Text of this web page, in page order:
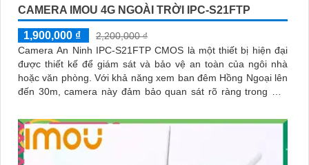
CAMERA IMOU 4G NGOÀI TRỜI IPC-S21FTP
1,900,000 ₫
2,200,000 ₫
Camera An Ninh IPC-S21FTP CMOS là một thiết bị hiện đại
được thiết kế để giám sát và bảo vệ an toàn của ngôi nhà
hoặc văn phòng. Với khả năng xem ban đêm Hồng Ngoại lên
đến 30m, camera này đảm bảo quan sát rõ ràng trong mọi